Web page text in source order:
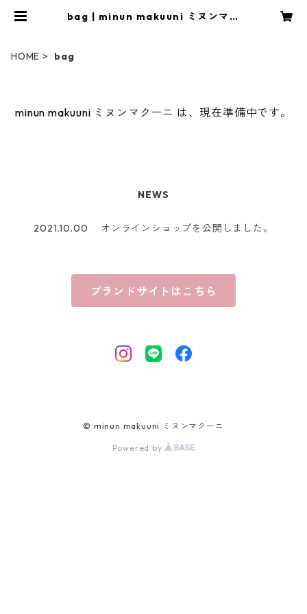
bag | minun makuuni ミヌンマク
HOME bag
minun makuuni ミヌンマクーニ は、現在準備中です。
NEWS
2021.10.00 オンラインショップを公開しました。
ブランドサイトはこちら
© minun makuuni ミヌンマクーニ
Powered by